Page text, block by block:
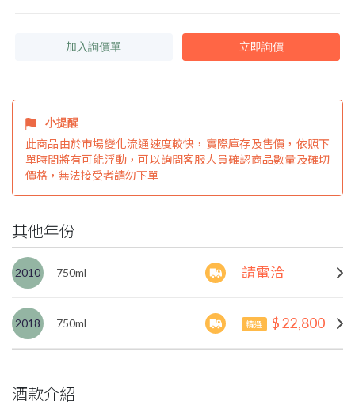
加入詢價單 立即詢價
小提醒
此商品由於市場變化流通速度較快，實際庫存及售價，依照下
單時間將有可能浮動，可以詢問客服人員確認商品數量及確切
價格，無法接受者請勿下單
其他年份
2010 750ml 請電洽
2018 750ml 精選 $ 22,800
酒款介紹